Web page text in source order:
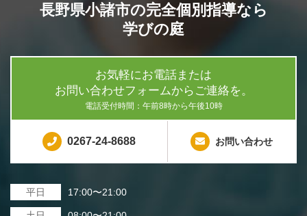
長野県小諸市の完全個別指導なら
学びの庭
お気軽にお電話または
お問い合わせフォームからご連絡を。
電話受付時間：午前8時から午後10時
0267-24-8688 お問い合わせ
平日 17:00〜21:00